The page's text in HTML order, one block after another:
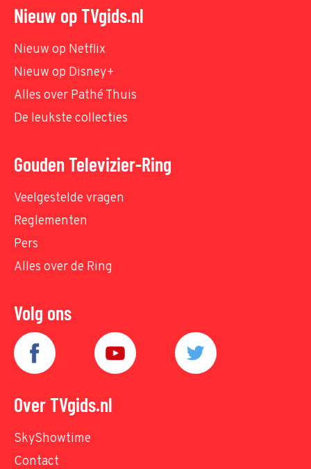
Nieuw op TVgids.nl
Nieuw op Netflix
Nieuw op Disney+
Alles over Pathé Thuis
De leukste collecties
Gouden Televizier-Ring
Veelgestelde vragen
Reglementen
Pers
Alles over de Ring
Volg ons
Over TVgids.nl
SkyShowtime
Contact